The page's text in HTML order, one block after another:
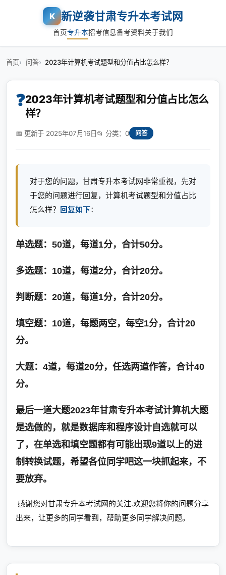
K 新逆袭甘肃专升本考试网
首页专升本招考信息备考资料关于我们
首页 问答 2023年计算机考试题型和分值占比怎么样？
❓2023年计算机考试题型和分值占比怎么
样？
📅 更新于 2025年07月16日📂 分类：0 问答
对于您的问题，甘肃专升本考试网非常重视，先对
于您的问题进行回复，计算机考试题型和分值占比
怎么样？ 回复如下：
单选题：50道，每道1分，合计50分。
多选题：10道，每道2分，合计20分。
判断题：20道，每道1分，合计20分。
填空题：10道，每题两空，每空1分，合计20
分。
大题：4道，每道20分，任选两道作答，合计40
分。
最后一道大题2023年甘肃专升本考试计算机大题
是选做的，就是数据库和程序设计自选就可以
了，在单选和填空题都有可能出现9道以上的进
制转换试题，希望各位同学吧这一块抓起来，不
要放弃。
感谢您对甘肃专升本考试网的关注.欢迎您将你的问题分享
出来，让更多的同学看到，帮助更多同学解决问题。